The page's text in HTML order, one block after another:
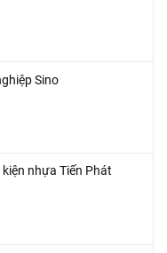
Sino
nhựa Tiến Phát